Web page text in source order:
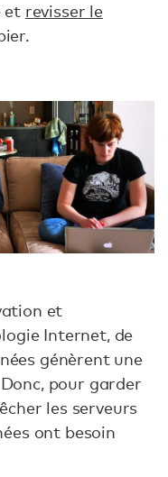
et revisser le
et
Internet, de
génèrent une
pour garder
les serveurs
ont besoin